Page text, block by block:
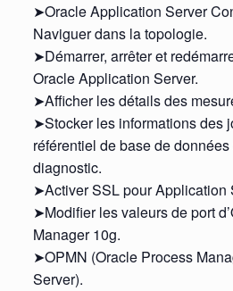
➤Oracle Application Server
Naviguer dans la topologie.
➤Démarrer, arrêter et
Oracle Application Server.
➤Afficher les détails des
➤Stocker les informations des
référentiel de base de
diagnostic.
➤Activer SSL pour Application
➤Modifier les valeurs de port
Manager 10g.
➤OPMN (Oracle Process
Server).